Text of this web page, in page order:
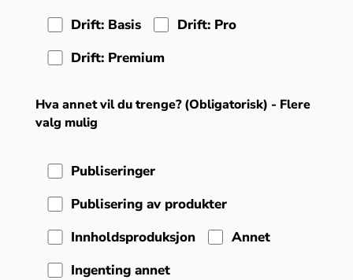
Drift: Basis
Drift: Pro
Drift: Premium
Hva annet vil du trenge? (Obligatorisk) - Flere
valg mulig
Publiseringer
Publisering av produkter
Innholdsproduksjon
Annet
Ingenting annet